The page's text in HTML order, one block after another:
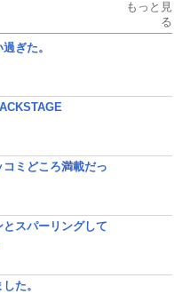
もっと見
る
ぎた。
コミどころ満載だっ
スパーリングして
た。